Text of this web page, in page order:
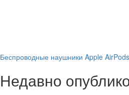
Беспроводные наушники Apple
Недавно